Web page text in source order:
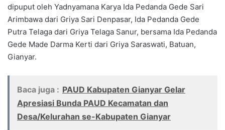
dipuput oleh Yadnyamana Karya Ida Pedanda Gede Sari
Arimbawa dari Griya Sari Denpasar, Ida Pedanda Gede
Putra Telaga dari Griya Telaga Sanur, bersama Ida Pedanda
Gede Made Darma Kerti dari Griya Saraswati, Batuan,
Gianyar.
Baca juga : PAUD Kabupaten Gianyar Gelar
Apresiasi Bunda PAUD Kecamatan dan
Desa/Kelurahan se-Kabupaten Gianyar